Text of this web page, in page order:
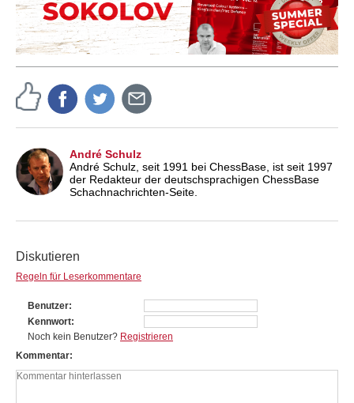
André Schulz
André Schulz, seit 1991 bei ChessBase, ist seit 1997
der Redakteur der deutschsprachigen ChessBase
Schachnachrichten-Seite.
Diskutieren
Regeln für Leserkommentare
Benutzer
Kennwort
Noch kein Benutzer? Registrieren
Kommentar